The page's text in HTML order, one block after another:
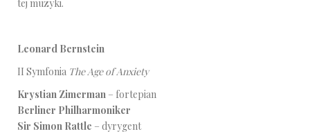
tej muzyki.
Leonard Bernstein
II Symfonia The Age of Anxiety
Krystian Zimerman – fortepian
Berliner Philharmoniker
Sir Simon Rattle – dyrygent